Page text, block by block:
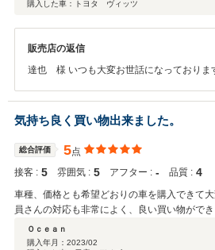
購入した車：トヨタ ヴィッツ
販売店の返信
達也 様 いつも大変お世話になっておりま
す。
気持ち良く買い物出来ました。
総合評価 5点
接客 : 5 雰囲気 : 5 アフター : ‐ 品質 : 4
車種、価格とも希望どおりの車を購入できて
員さんの対応も非常によく、良い買い物ができ
Ｏｃｅａｎ
購入年月： 2023/02